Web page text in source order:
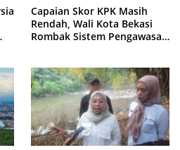
Capaian Skor KPK Masih
Rendah, Wali Kota Bekasi
Rombak Sistem Pengawasan